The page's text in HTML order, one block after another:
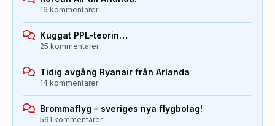
16 kommentarer
Kuggat PPL-teorin…
25 kommentarer
Tidig avgång Ryanair från Arlanda
14 kommentarer
Brommaflyg – sveriges nya flygbolag!
591 kommentarer